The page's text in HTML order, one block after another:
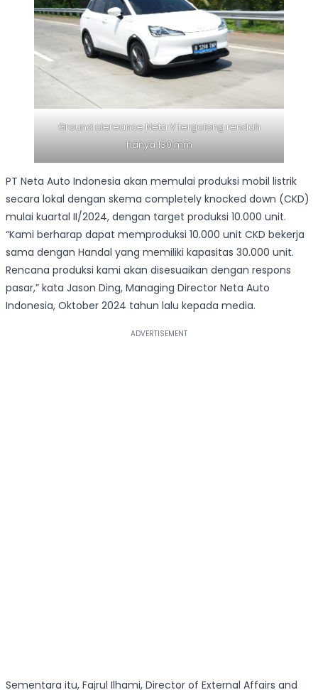
Ground clereance Neta V tergolong rendah
hanya 130 mm
PT Neta Auto Indonesia akan memulai produksi mobil listrik
secara lokal dengan skema completely knocked down (CKD)
mulai kuartal II/2024, dengan target produksi 10.000 unit.
“Kami berharap dapat memproduksi 10.000 unit CKD bekerja
sama dengan Handal yang memiliki kapasitas 30.000 unit.
Rencana produksi kami akan disesuaikan dengan respons
pasar,” kata Jason Ding, Managing Director Neta Auto
Indonesia, Oktober 2024 tahun lalu kepada media.
Sementara itu, Fajrul Ilhami, Director of External Affairs and